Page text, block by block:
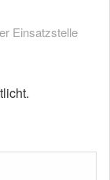
Einsatzstelle